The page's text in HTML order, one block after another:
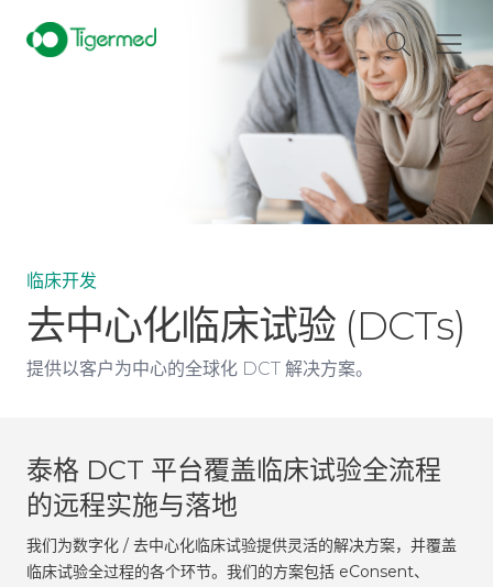
临床开发
去中心化临床试验 (DCTs)
提供以客户为中心的全球化 DCT 解决方案。
泰格 DCT 平台覆盖临床试验全流程
的远程实施与落地
我们为数字化 / 去中心化临床试验提供灵活的解决方案，并覆盖
临床试验全过程的各个环节。我们的方案包括 eConsent、